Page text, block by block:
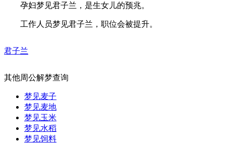
孕妇梦见君子兰，是生女儿的预兆。
工作人员梦见君子兰，职位会被提升。
君子兰
其他周公解梦查询
梦见麦子
梦见麦地
梦见玉米
梦见水稻
梦见饲料